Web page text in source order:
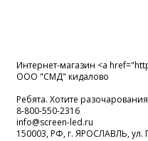
Интернет-магазин <a
ООО "СМД" кидалово
Ребята. Хотите
8-800-550-2316
info@screen-led.ru
150003, РФ, г. ЯРОСЛАВЛЬ,